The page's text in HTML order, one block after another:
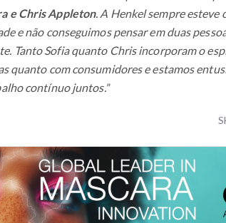
e Chris Appleton. A Henkel sempre
e não conseguimos pensar em duas
Tanto Sofia quanto Chris incorporam o
quanto com consumidores e estamos
contínuo juntos.”